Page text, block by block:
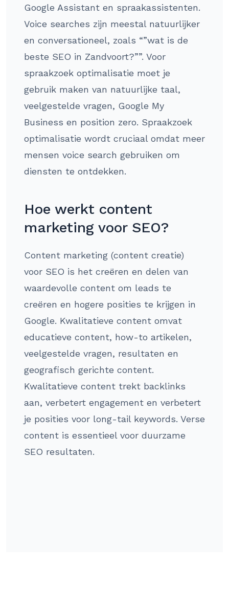
Google Assistant en spraakassistenten.
Voice searches zijn meestal natuurlijker
en conversationeel, zoals “”wat is de
beste SEO in Zandvoort?””. Voor
spraakzoek optimalisatie moet je
gebruik maken van natuurlijke taal,
veelgestelde vragen, Google My
Business en position zero. Spraakzoek
optimalisatie wordt cruciaal omdat meer
mensen voice search gebruiken om
diensten te ontdekken.
Hoe werkt content
marketing voor SEO?
Content marketing (content creatie)
voor SEO is het creëren en delen van
waardevolle content om leads te
creëren en hogere posities te krijgen in
Google. Kwalitatieve content omvat
educatieve content, how-to artikelen,
veelgestelde vragen, resultaten en
geografisch gerichte content.
Kwalitatieve content trekt backlinks
aan, verbetert engagement en verbetert
je posities voor long-tail keywords. Verse
content is essentieel voor duurzame
SEO resultaten.